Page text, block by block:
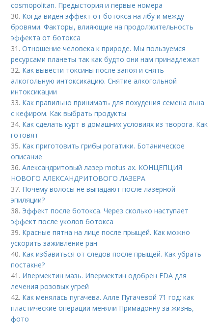
cosmopolitan. Предыстория и первые номера
30. Когда виден эффект от ботокса на лбу и между
бровями. Факторы, влияющие на продолжительность
эффекта от ботокса
31.Отношение человека к природе. Мы пользуемся
ресурсами планеты так как будто они нам принадлежат
32. Как вывести токсины после запоя и снять
алкогольную интоксикацию. Снятие алкогольной
интоксикации
33. Как правильно принимать для похудения семена льна
с кефиром. Как выбрать продукты
34. Как сделать курт в домашних условиях из творога. Как
готовят
35. Как приготовить грибы рогатики. Ботаническое
описание
36.Александритовый лазер motus ax. КОНЦЕПЦИЯ
НОВОГО АЛЕКСАНДРИТОВОГО ЛАЗЕРА
37. Почему волосы не выпадают после лазерной
эпиляции?
38. Эффект после ботокса. Через сколько наступает
эффект после уколов ботокса
39. Красные пятна на лице после прыщей. Как можно
ускорить заживление ран
40. Как избавиться от следов после прыщей. Как убрать
постакне?
41. Ивермектин мазь. Ивермектин одобрен FDA для
лечения розовых угрей
42. Как менялась пугачева. Алле Пугачевой 71 год: как
пластические операции меняли Примадонну за жизнь,
фото